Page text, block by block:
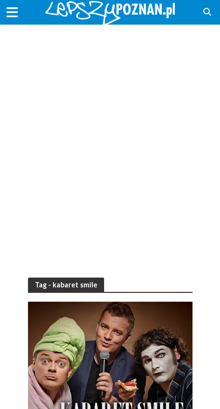
Tag - kabaret smile